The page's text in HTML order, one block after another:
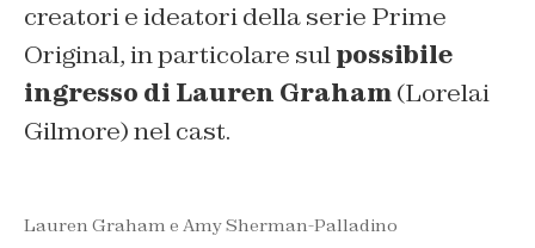
creatori e ideatori della serie Prime
Original, in particolare sulpossibile
ingresso di Lauren Graham(Lorelai
Gilmore) nel cast.
Lauren Graham e Amy Sherman-Palladino